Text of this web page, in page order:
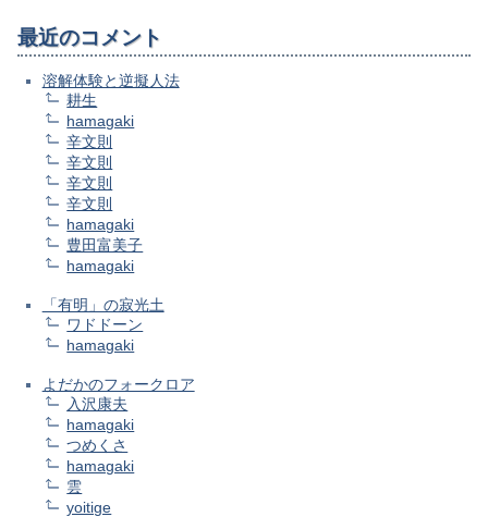
最近のコメント
溶解体験と逆擬人法
耕生
hamagaki
辛文則
辛文則
辛文則
辛文則
hamagaki
豊田富美子
hamagaki
「有明」の寂光土
ワドドーン
hamagaki
よだかのフォークロア
入沢康夫
hamagaki
つめくさ
hamagaki
雲
yoitige